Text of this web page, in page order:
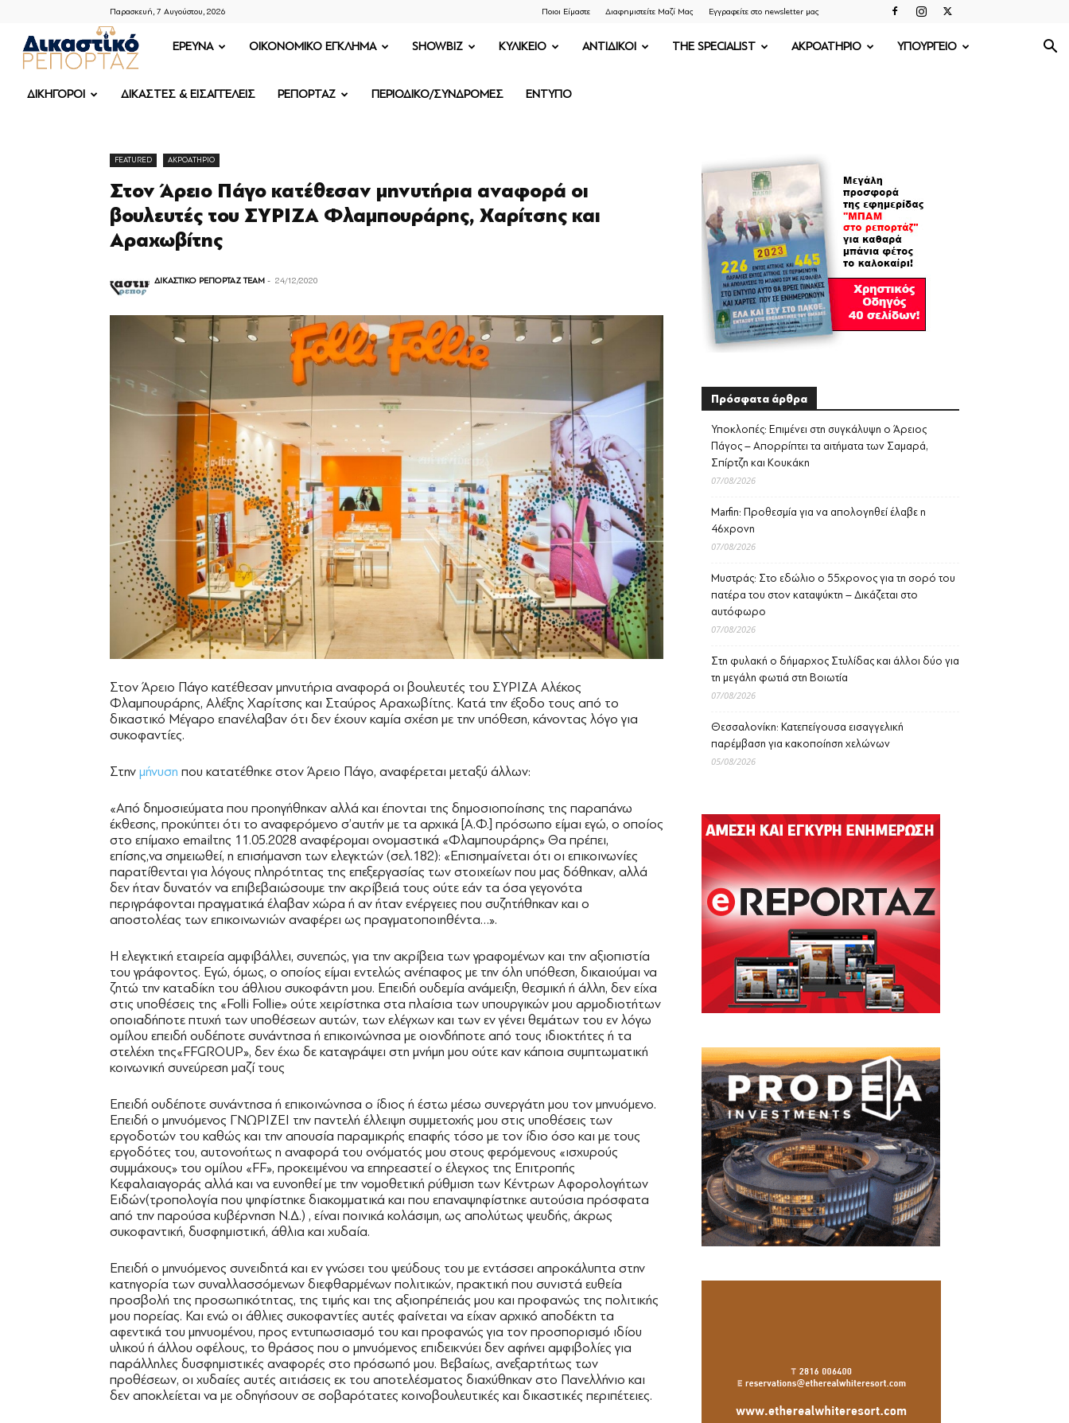
Παρασκευή, 7 Αυγούστου, 2026 Ποιοι Είμαστε Διαφημιστείτε Μαζί Μας Εγγραφείτε στο newsletter μας
ΔΙΚΑΣΤΙΚΟ
ΡΕΠΟΡΤΑΖ
ΕΡΕΥΝΑ OIKONOMIKO ΕΓΚΛΗΜΑ SHOWBIZ ΚΥΛΙΚΕΙΟ ΑΝΤΙΔΙΚΟΙ THE SPECIALIST ΑΚΡΟΑΤΗΡΙΟ ΥΠΟΥΡΓΕΙΟ
ΔΙΚΗΓΟΡΟΙ ΔΙΚΑΣΤΕΣ & ΕΙΣΑΓΓΕΛΕΙΣ ΡΕΠΟΡΤΑΖ ΠΕΡΙΟΔΙΚΟ/ΣΥΝΔΡΟΜΕΣ ΕΝΤΥΠΟ
FEATURED ΑΚΡΟΑΤΗΡΙΟ
Στον Άρειο Πάγο κατέθεσαν μηνυτήρια αναφορά οι
βουλευτές του ΣΥΡΙZA Φλαμπουράρης, Χαρίτσης και
Αραχωβίτης
ΔΙΚΑΣΤΙΚΟ ΡΕΠΟΡΤΑΖ TEAM - 24/12/2020
Στον Άρειο Πάγο κατέθεσαν μηνυτήρια αναφορά οι βουλευτές του ΣΥΡΙΖΑ Αλέκος
Φλαμπουράρης, Αλέξης Χαρίτσης και Σταύρος Αραχωβίτης. Κατά την έξοδο τους από το
δικαστικό Μέγαρο επανέλαβαν ότι δεν έχουν καμία σχέση με την υπόθεση, κάνοντας λόγο για
συκοφαντίες.
Στην μήνυση που κατατέθηκε στον Άρειο Πάγο, αναφέρεται μεταξύ άλλων:
«Από δημοσιεύματα που προηγήθηκαν αλλά και έπονται της δημοσιοποίησης της παραπάνω
έκθεσης, προκύπτει ότι το αναφερόμενο σ’αυτήν με τα αρχικά [Α.Φ.] πρόσωπο είμαι εγώ, ο οποίος
στο επίμαχο emailτης 11.05.2028 αναφέρομαι ονομαστικά «Φλαμπουράρης» Θα πρέπει,
επίσης,να σημειωθεί, η επισήμανση των ελεγκτών (σελ.182): «Επισημαίνεται ότι οι επικοινωνίες
παρατίθενται για λόγους πληρότητας της επεξεργασίας των στοιχείων που μας δόθηκαν, αλλά
δεν ήταν δυνατόν να επιβεβαιώσουμε την ακρίβειά τους ούτε εάν τα όσα γεγονότα
περιγράφονται πραγματικά έλαβαν χώρα ή αν ήταν ενέργειες που συζητήθηκαν και ο
αποστολέας των επικοινωνιών αναφέρει ως πραγματοποιηθέντα…».
Η ελεγκτική εταιρεία αμφιβάλλει, συνεπώς, για την ακρίβεια των γραφομένων και την αξιοπιστία
του γράφοντος. Εγώ, όμως, ο οποίος είμαι εντελώς ανέπαφος με την όλη υπόθεση, δικαιούμαι να
ζητώ την καταδίκη του άθλιου συκοφάντη μου. Επειδή ουδεμία ανάμειξη, θεσμική ή άλλη, δεν είχα
στις υποθέσεις της «Folli Follie» ούτε χειρίστηκα στα πλαίσια των υπουργικών μου αρμοδιοτήτων
οποιαδήποτε πτυχή των υποθέσεων αυτών, των ελέγχων και των εν γένει θεμάτων του εν λόγω
ομίλου επειδή ουδέποτε συνάντησα ή επικοινώνησα με οιονδήποτε από τους ιδιοκτήτες ή τα
στελέχη της«FFGROUP», δεν έχω δε καταγράψει στη μνήμη μου ούτε καν κάποια συμπτωματική
κοινωνική συνεύρεση μαζί τους
Επειδή ουδέποτε συνάντησα ή επικοινώνησα ο ίδιος ή έστω μέσω συνεργάτη μου τον μηνυόμενο.
Επειδή ο μηνυόμενος ΓΝΩΡΙΖΕΙ την παντελή έλλειψη συμμετοχής μου στις υποθέσεις των
εργοδοτών του καθώς και την απουσία παραμικρής επαφής τόσο με τον ίδιο όσο και με τους
εργοδότες του, αυτονοήτως η αναφορά του ονόματός μου στους φερόμενους «ισχυρούς
συμμάχους» του ομίλου «FF», προκειμένου να επηρεαστεί ο έλεγχος της Επιτροπής
Κεφαλαιαγοράς αλλά και να ευνοηθεί με την νομοθετική ρύθμιση των Κέντρων Αφορολογήτων
Ειδών(τροπολογία που ψηφίστηκε διακομματικά και που επαναψηφίστηκε αυτούσια πρόσφατα
από την παρούσα κυβέρνηση Ν.Δ.) , είναι ποινικά κολάσιμη, ως απολύτως ψευδής, άκρως
συκοφαντική, δυσφημιστική, άθλια και χυδαία.
Επειδή ο μηνυόμενος συνειδητά και εν γνώσει του ψεύδους του με εντάσσει απροκάλυπτα στην
κατηγορία των συναλλασσόμενων διεφθαρμένων πολιτικών, πρακτική που συνιστά ευθεία
προσβολή της προσωπικότητας, της τιμής και της αξιοπρέπειάς μου και προφανώς της πολιτικής
μου πορείας. Και ενώ οι άθλιες συκοφαντίες αυτές φαίνεται να είχαν αρχικό αποδέκτη τα
αφεντικά του μηνυομένου, προς εντυπωσιασμό του και προφανώς για τον προσπορισμό ιδίου
υλικού ή άλλου οφέλους, το θράσος που ο μηνυόμενος επιδεικνύει δεν αφήνει αμφιβολίες για
παράλληλες δυσφημιστικές αναφορές στο πρόσωπό μου. Βεβαίως, ανεξαρτήτως των
προθέσεων, οι χυδαίες αυτές αιτιάσεις εκ του αποτελέσματος διαχύθηκαν στο Πανελλήνιο και
δεν αποκλείεται να με οδηγήσουν σε σοβαρότατες κοινοβουλευτικές και δικαστικές περιπέτειες.
Πρόσφατα άρθρα
Υποκλοπές: Επιμένει στη συγκάλυψη ο Άρειος
Πάγος – Απορρίπτει τα αιτήματα των Σαμαρά,
Σπίρτζη και Κουκάκη
07/08/2026
Marfin: Προθεσμία για να απολογηθεί έλαβε η
46χρονη
07/08/2026
Μυστράς: Στο εδώλιο ο 55χρονος για τη σορό του
πατέρα του στον καταψύκτη – Δικάζεται στο
αυτόφωρο
07/08/2026
Στη φυλακή ο δήμαρχος Στυλίδας και άλλοι δύο για
τη μεγάλη φωτιά στη Βοιωτία
07/08/2026
Θεσσαλονίκη: Κατεπείγουσα εισαγγελική
παρέμβαση για κακοποίηση χελώνων
05/08/2026